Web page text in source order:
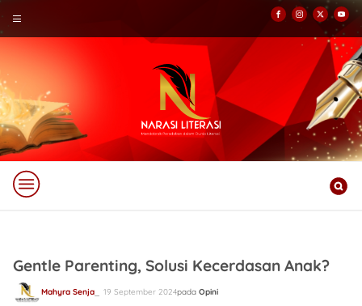
Gentle Parenting, Solusi Kecerdasan Anak?
Mahyra Senja 19 September 2024pada Opini